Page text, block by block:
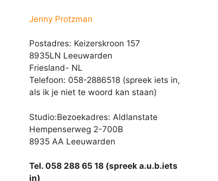
Jenny Protzman
Postadres: Keizerskroon 157
8935LN Leeuwarden
Friesland- NL
Telefoon: 058-2886518 (spreek iets in,
als ik je niet te woord kan staan)
Studio:Bezoekadres: Aldlanstate
Hempenserweg 2-700B
8935 AA Leeuwarden
Tel. 058 288 65 18 (spreek a.u.b.iets
in)